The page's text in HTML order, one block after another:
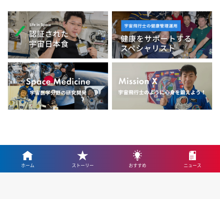
ホーム ストーリー おすすめ ニュース